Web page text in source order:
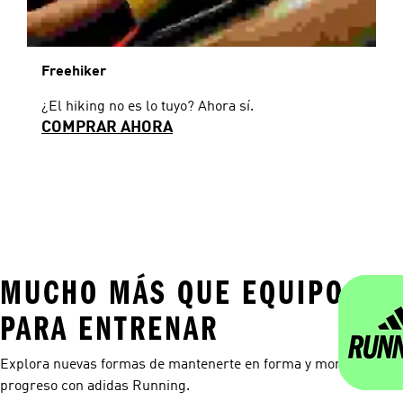
Freehiker
¿El hiking no es lo tuyo? Ahora sí.
COMPRAR AHORA
MUCHO MÁS QUE EQUIPO
PARA ENTRENAR
Explora nuevas formas de mantenerte en forma y monitorea tu
progreso con adidas Running.